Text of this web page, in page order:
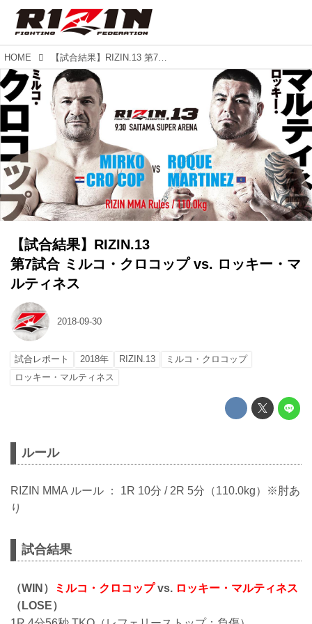
HOME 【試合結果】RIZIN.13 第7試合 ミルコ・クロコップ vs. ロッキー・マルティネス
【試合結果】RIZIN.13
第7試合 ミルコ・クロコップ vs. ロッキー・マ
ルティネス
2018-09-30
試合レポート 2018年 RIZIN.13
ミルコ・クロコップ
ロッキー・マルティネス
ルール
RIZIN MMA ルール ： 1R 10分 / 2R 5分（110.0kg）※肘あ
り
試合結果
（WIN） ミルコ・クロコップvs. ロッキー・マルティネス
（LOSE）